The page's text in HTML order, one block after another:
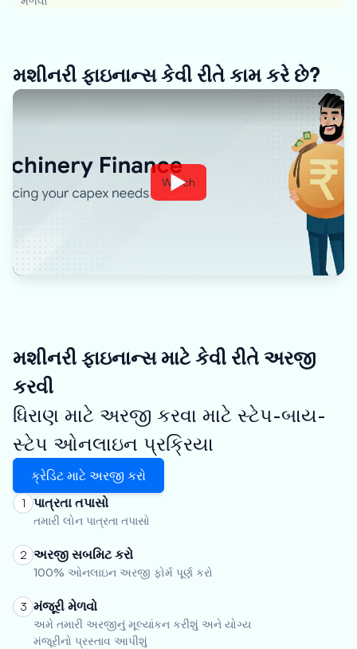
મશીનરી ફાઇનાન્સ કેવી રીતે કામ કરે છે?
Watch
મશીનરી ફાઇનાન્સ માટે કેવી રીતે અરજી
કરવી
ધિરાણ માટે અરજી કરવા માટે સ્ટેપ-બાય-
સ્ટેપ ઓનલાઇન પ્રક્રિયા
ક્રેડિટ માટે અરજી કરો
1 પાત્રતા તપાસો
તમારી લોન પાત્રતા તપાસો
2 અરજી સબમિટ કરો
100% ઓનલાઇન અરજી ફોર્મ પૂર્ણ કરો
3 મંજૂરી મેળવો
અમે તમારી અરજીનું મૂલ્યાંકન કરીશું અને યોગ્ય
મંજૂરીનો પ્રસ્તાવ આપીશું